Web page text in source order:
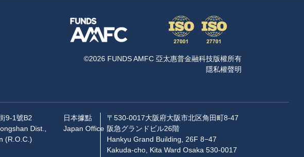
©2026 FUNDS AMFC 亞太惠普金融科技版權所有
隱私權聲明
9-1號B2
Dist.,
(R.O.C.)
日本據點
Japan Office
〒530-0017大阪府大阪市北区角田町8-47
阪急グランドビル26階
Hankyu Grand Building, 26F 8−47
Kakuda-cho, Kita Ward Osaka 530-0017